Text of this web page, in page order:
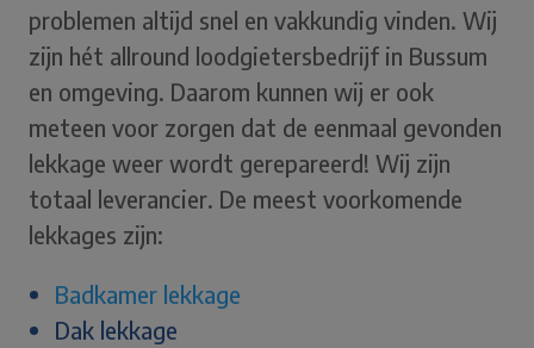
problemen altijd snel en vakkundig vinden. Wij
zijn hét allround loodgietersbedrijf in Bussum
en omgeving. Daarom kunnen wij er ook
meteen voor zorgen dat de eenmaal gevonden
lekkage weer wordt gerepareerd! Wij zijn
totaal leverancier. De meest voorkomende
lekkages zijn:
Badkamer lekkage
Dak lekkage